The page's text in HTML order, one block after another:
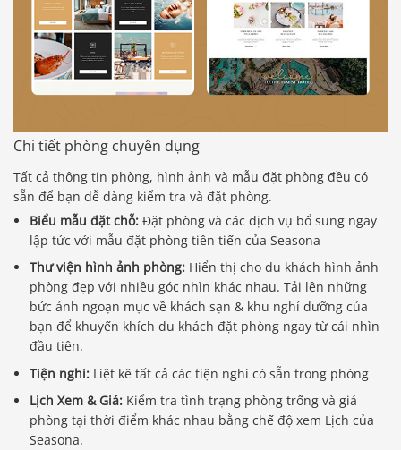
Chi tiết phòng chuyên dụng
Tất cả thông tin phòng, hình ảnh và mẫu đặt phòng đều có
sẵn để bạn dễ dàng kiểm tra và đặt phòng.
Biểu mẫu đặt chỗ: Đặt phòng và các dịch vụ bổ sung ngay
lập tức với mẫu đặt phòng tiên tiến của Seasona
Thư viện hình ảnh phòng: Hiển thị cho du khách hình ảnh
phòng đẹp với nhiều góc nhìn khác nhau. Tải lên những
bức ảnh ngoạn mục về khách sạn & khu nghỉ dưỡng của
bạn để khuyến khích du khách đặt phòng ngay từ cái nhìn
đầu tiên.
Tiện nghi: Liệt kê tất cả các tiện nghi có sẵn trong phòng
Lịch Xem & Giá: Kiểm tra tình trạng phòng trống và giá
phòng tại thời điểm khác nhau bằng chế độ xem Lịch của
Seasona.